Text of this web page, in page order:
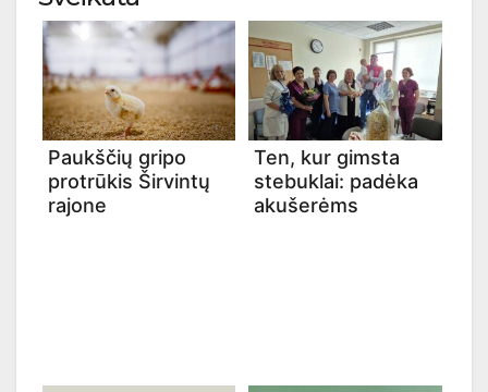
Paukščių gripo
protrūkis Širvintų
rajone
Ten, kur gimsta
stebuklai: padėka
akušerėms